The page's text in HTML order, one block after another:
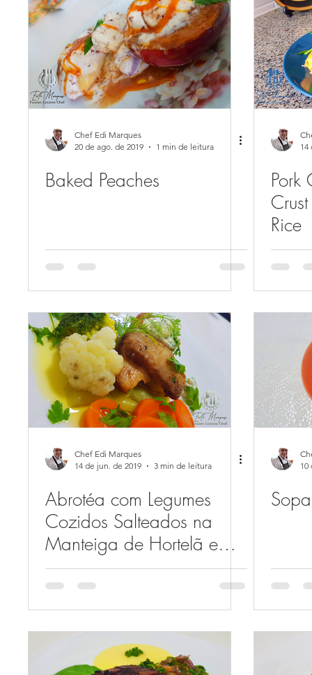
Chef Edi Marques
20 de ago. de 2019
1 min de leitura
Baked Peaches
14
Pork
Rice
Chef Edi Marques
14 de jun. de 2019
3 min de leitura
Abrotéa com Legumes
Cozidos Salteados na
Manteiga de Hortelã e
aioli
10